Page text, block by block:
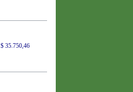
$ 35.750,46